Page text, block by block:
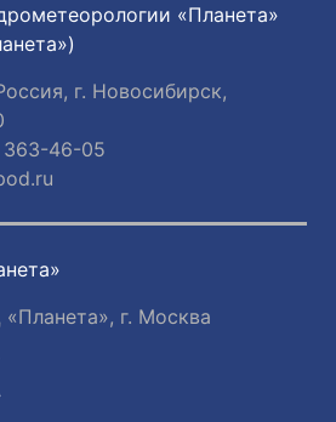
«Планета»
г. Новосибирск,
363-46-05
г. Москва